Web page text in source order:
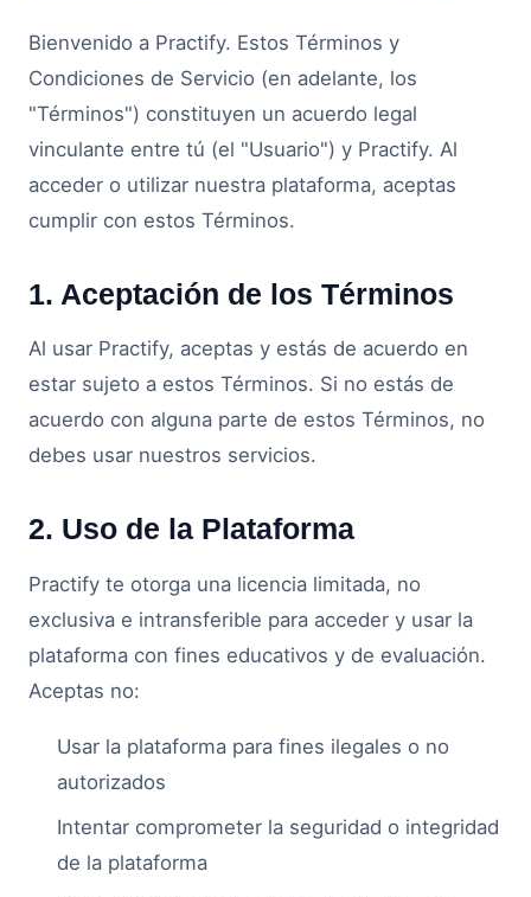
Bienvenido a Practify. Estos Términos y
Condiciones de Servicio (en adelante, los
"Términos") constituyen un acuerdo legal
vinculante entre tú (el "Usuario") y Practify. Al
acceder o utilizar nuestra plataforma, aceptas
cumplir con estos Términos.
1. Aceptación de los Términos
Al usar Practify, aceptas y estás de acuerdo en
estar sujeto a estos Términos. Si no estás de
acuerdo con alguna parte de estos Términos, no
debes usar nuestros servicios.
2. Uso de la Plataforma
Practify te otorga una licencia limitada, no
exclusiva e intransferible para acceder y usar la
plataforma con fines educativos y de evaluación.
Aceptas no:
Usar la plataforma para fines ilegales o no
autorizados
Intentar comprometer la seguridad o integridad
de la plataforma